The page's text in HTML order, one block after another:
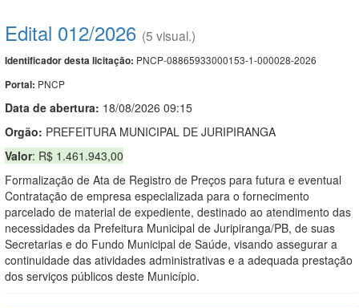
Edital 012/2026 (5 visual.)
Identificador desta licitação: PNCP-08865933000153-1-000028-2026
Portal: PNCP
Data de abertura: 18/08/2026 09:15
Orgão: PREFEITURA MUNICIPAL DE JURIPIRANGA
Valor: R$ 1.461.943,00
Formalização de Ata de Registro de Preços para futura e eventual
Contratação de empresa especializada para o fornecimento
parcelado de material de expediente, destinado ao atendimento das
necessidades da Prefeitura Municipal de Juripiranga/PB, de suas
Secretarias e do Fundo Municipal de Saúde, visando assegurar a
continuidade das atividades administrativas e a adequada prestação
dos serviços públicos deste Município.